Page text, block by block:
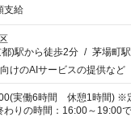
支給
)駅から徒歩2分 / 茅場町
けのAIサービスの提供など
実働6時間 休憩1時間) ※
りの時間：16:00～19:00で